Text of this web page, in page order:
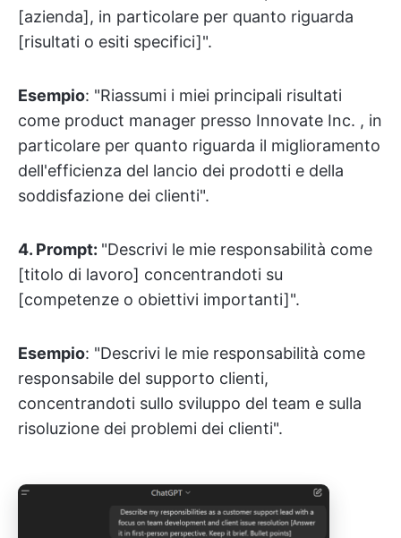
[azienda], in particolare per quanto riguarda
[risultati o esiti specifici]".
Esempio: "Riassumi i miei principali risultati
come product manager presso Innovate Inc. , in
particolare per quanto riguarda il miglioramento
dell'efficienza del lancio dei prodotti e della
soddisfazione dei clienti".
4. Prompt: "Descrivi le mie responsabilità come
[titolo di lavoro] concentrandoti su
[competenze o obiettivi importanti]".
Esempio: "Descrivi le mie responsabilità come
responsabile del supporto clienti,
concentrandoti sullo sviluppo del team e sulla
risoluzione dei problemi dei clienti".